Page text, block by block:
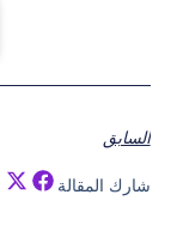
السابق
شارك المقالة